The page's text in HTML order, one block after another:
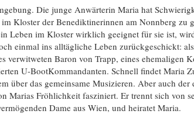
Die junge Anwärterin Maria hat
Kloster der Benediktinerinnen am Nonnberg zu
Leben im Kloster wirklich geeignet für sie ist,
einmal ins alltägliche Leben zurückgeschickt:
verwitweten Baron von Trapp, eines ehemaligen
U-BootKommandanten. Schnell findet Maria
über das gemeinsame Musizieren. Aber auch der
Marias Fröhlichkeit fasziniert. Er trennt sich von
Dame aus Wien, und heiratet Maria.